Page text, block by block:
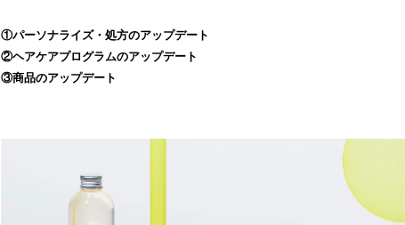
①パーソナライズ・処方のアップデート
②ヘアケアプログラムのアップデート
③商品のアップデート